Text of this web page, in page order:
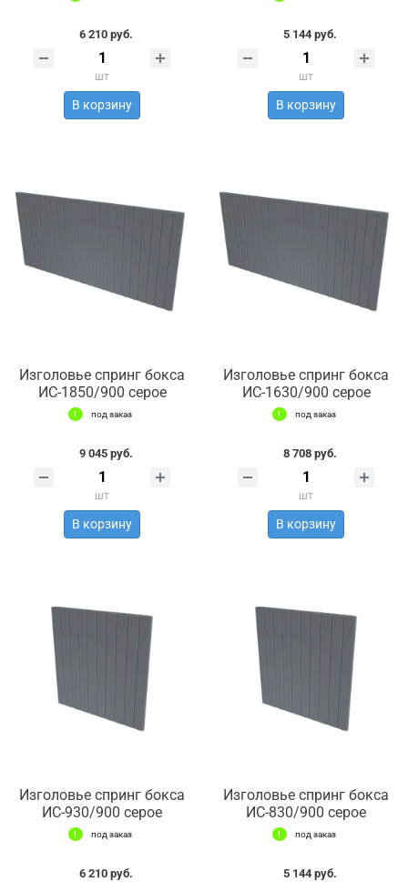
6 210 руб.
шт
В корзину
5 144 руб.
шт
В корзину
Изголовье спринг бокса
ИС-1850/900 серое
под заказ
9 045 руб.
шт
В корзину
Изголовье спринг бокса
ИС-1630/900 серое
под заказ
8 708 руб.
шт
В корзину
Изголовье спринг бокса
ИС-930/900 серое
под заказ
6 210 руб.
Изголовье спринг бокса
ИС-830/900 серое
под заказ
5 144 руб.